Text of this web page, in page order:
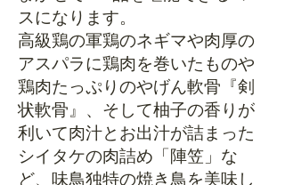
スになります。
高級鶏の軍鶏のネギマや肉厚の
アスパラに鶏肉を巻いたものや
鶏肉たっぷりのやげん軟骨『剣
状軟骨』、そして柚子の香りが
利いて肉汁とお出汁が詰まった
シイタケの肉詰め「陣笠」な
ど、味鳥独特の焼き鳥を美味し